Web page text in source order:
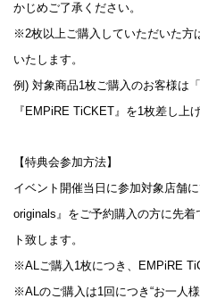
かじめご了承ください。
※2枚以上ご購入していただいた方
いたします。
例) 対象商品1枚ご購入のお客様は
『EMPiRE TiCKET』を1枚差し上げ
【特典会参加方法】
イベント開催当日に参加対象店舗
originals』をご予約購入の方に先
ト致します。
※ALご購入1枚につき、EMPiRE
※ALのご購入は1回につき“お一人